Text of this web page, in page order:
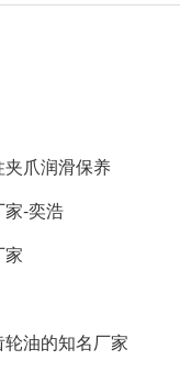
爪润滑保养
-奕浩
家
油的知名厂家